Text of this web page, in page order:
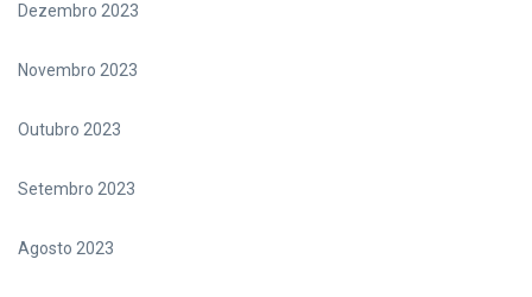
Dezembro 2023
Novembro 2023
Outubro 2023
Setembro 2023
Agosto 2023